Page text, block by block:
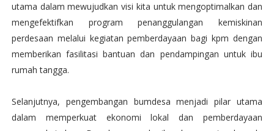
utama dalam mewujudkan visi kita untuk mengoptimalkan dan
mengefektifkan program penanggulangan kemiskinan
perdesaan melalui kegiatan pemberdayaan bagi kpm dengan
memberikan fasilitasi bantuan dan pendampingan untuk ibu
rumah tangga.
Selanjutnya, pengembangan bumdesa menjadi pilar utama
dalam memperkuat ekonomi lokal dan pemberdayaan